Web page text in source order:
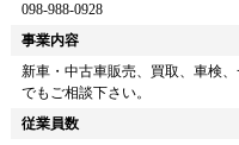
098-988-0928
事業内容
新車・中古車販売、買取、車検
でもご相談下さい。
従業員数